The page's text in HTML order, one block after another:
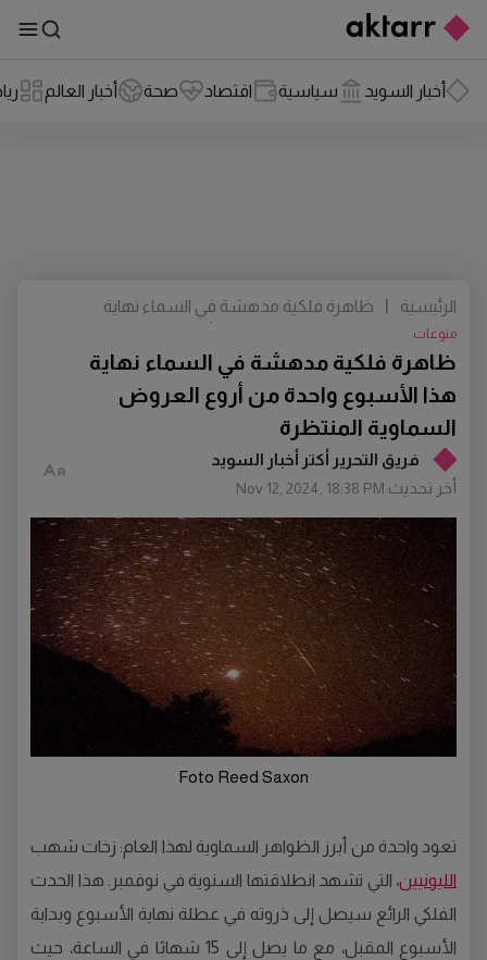
أخبار السويد سياسية اقتصاد صحة أخبار العالم
فريق التحرير أكتر أخبار السويد
أخر تحديث Nov 12, 2024, 18:38 PM
ظاهرة فلكية مدهشة في السماء نهاية
هذا الأسبوع واحدة من أروع العروض
السماوية المنتظرة
منوعات
الرئيسية
ظاهرة فلكية مدهشة في السماء نهاية
السماوية المنتظرة
Foto Reed Saxon
تعود واحدة من أبرز الظواهر السماوية لهذا العام: زخات شهب
الليونيين، التي تشهد انطلاقتها السنوية في نوفمبر. هذا الحدث
الفلكي الرائع سيصل إلى ذروته في عطلة نهاية الأسبوع وبداية
الأسبوع المقبل، مع ما يصل إلى 15 شهابًا في الساعة، حيث